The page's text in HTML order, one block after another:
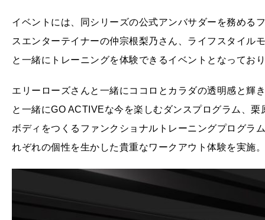
イベントには、同シリーズの公式アンバサダーを務める
スエンターテイナーの仲宗根梨乃さん、ライフスタイル
と一緒にトレーニングを体験できるイベントとなってお
エリーローズさんと一緒にココロとカラダの透明感と輝
と一緒にGO ACTIVEな今を楽しむダンスプログラム、
ボディをつくるファンクショナルトレーニングプログラ
れぞれの個性を生かした貴重なワークアウト体験を実施